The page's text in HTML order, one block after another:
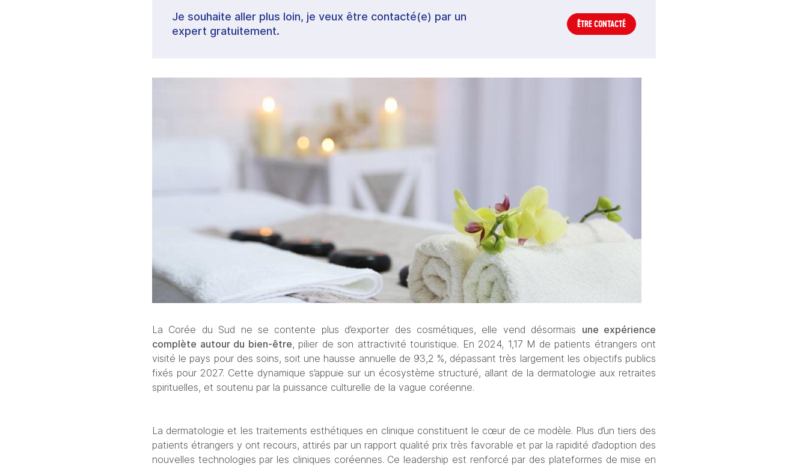
Je souhaite aller plus loin, je veux être contacté(e) par un
expert gratuitement.
ÊTRE CONTACTÉ
La Corée du Sud ne se contente plus d’exporter des cosmétiques, elle vend désormais une expérience
complète autour du bien‑être, pilier de son attractivité touristique. En 2024, 1,17 M de patients étrangers ont
visité le pays pour des soins, soit une hausse annuelle de 93,2 %, dépassant très largement les objectifs publics
fixés pour 2027. Cette dynamique s’appuie sur un écosystème structuré, allant de la dermatologie aux retraites
spirituelles, et soutenu par la puissance culturelle de la vague coréenne.
La dermatologie et les traitements esthétiques en clinique constituent le cœur de ce modèle. Plus d’un tiers des
patients étrangers y ont recours, attirés par un rapport qualité prix très favorable et par la rapidité d’adoption des
nouvelles technologies par les cliniques coréennes. Ce leadership est renforcé par des plateformes de mise en